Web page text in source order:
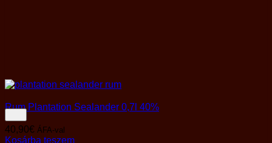
Rum Plantation Sealander 0,7l 40%
40,90€ ÁFA-val
Kosárba teszem